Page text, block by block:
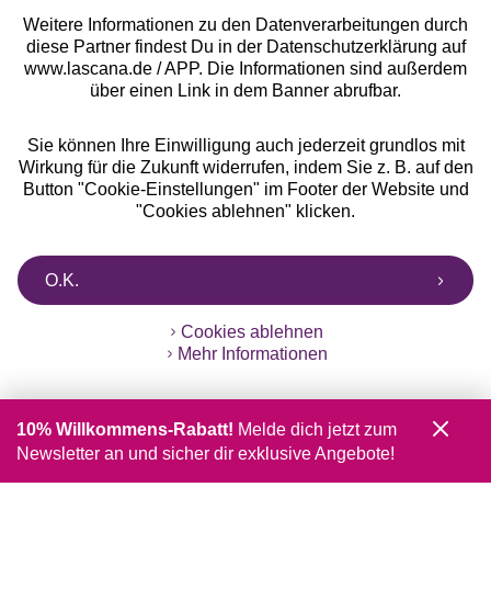
Weitere Informationen zu den Datenverarbeitungen durch
diese Partner findest Du in der Datenschutzerklärung auf
www.lascana.de / APP. Die Informationen sind außerdem
über einen Link in dem Banner abrufbar.
Sie können Ihre Einwilligung auch jederzeit grundlos mit
Wirkung für die Zukunft widerrufen, indem Sie z. B. auf den
Button "Cookie-Einstellungen" im Footer der Website und
"Cookies ablehnen" klicken.
O.K.
Cookies ablehnen
Mehr Informationen
10% Willkommens-Rabatt! Melde dich jetzt zum
Newsletter an und sicher dir exklusive Angebote!